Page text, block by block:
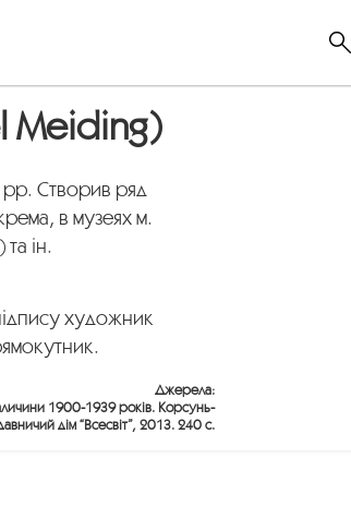
Meiding)
Створив ряд
в музеях м.
ін.
художник
Джерела:
1900-1939 років. Корсунь-
дім “Всесвіт”, 2013. 240 с.